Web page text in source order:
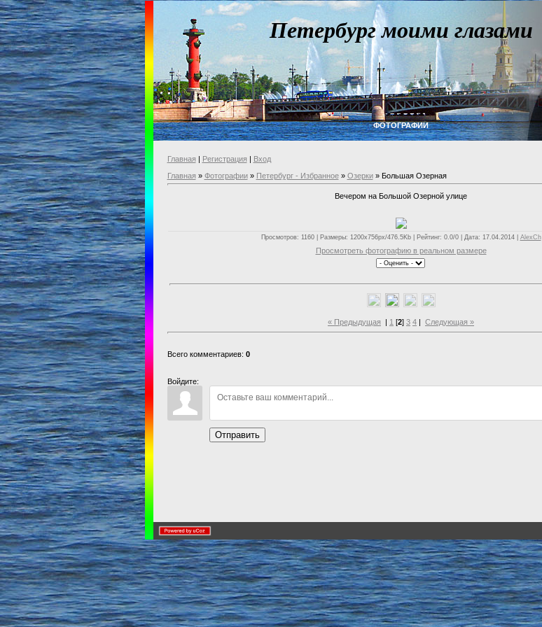
Петербург моими глазами
ФОТОГРАФИИ
Главная | Регистрация | Вход
Главная » Фотографии» Петербург - Избранное» Озерки» Большая Озерная
Вечером на Большой Озерной улице
Просмотров: 1160 | Размеры: 1200x756px/476.5Kb | Рейтинг: 0.0/0 | Дата: 17.04.2014 | AlexCh
Просмотреть фотографию в реальном размере
« Предыдущая | 1 [2] 3 4 | Следующая »
Всего комментариев: 0
Войдите:
Отправить